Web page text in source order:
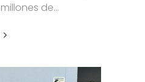
de...